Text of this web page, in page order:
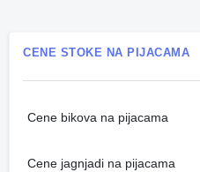
CENE STOKE NA PIJACAMA
Cene bikova na pijacama
Cene jagnjadi na pijacama